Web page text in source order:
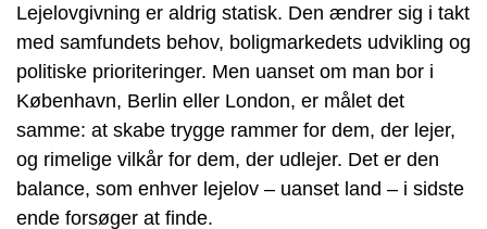
Lejelovgivning er aldrig statisk. Den ændrer sig i takt
med samfundets behov, boligmarkedets udvikling og
politiske prioriteringer. Men uanset om man bor i
København, Berlin eller London, er målet det
samme: at skabe trygge rammer for dem, der lejer,
og rimelige vilkår for dem, der udlejer. Det er den
balance, som enhver lejelov – uanset land – i sidste
ende forsøger at finde.